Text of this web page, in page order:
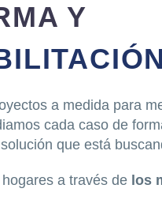
Y
a medida para
cada caso de
que está
a través de los